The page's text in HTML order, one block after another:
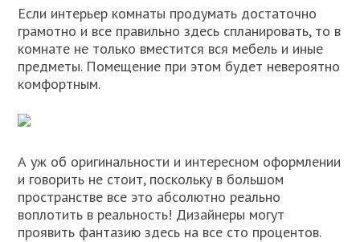
Если интерьер комнаты продумать достаточно
грамотно и все правильно здесь спланировать, то в
комнате не только вместится вся мебель и иные
предметы. Помещение при этом будет невероятно
комфортным.
А уж об оригинальности и интересном оформлении
и говорить не стоит, поскольку в большом
пространстве все это абсолютно реально
воплотить в реальность! Дизайнеры могут
проявить фантазию здесь на все сто процентов.